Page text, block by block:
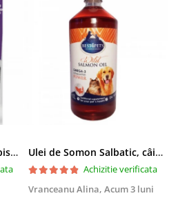
Asternut igienic pentru pisici Tofu Lavanda, Mon Petit 5 l Ulei de Somon Salbatic, câini și pisici, piele si blană, BEST4PETS, 1l
Achizitie verificata
Vranceanu Alina, Acum 3 luni